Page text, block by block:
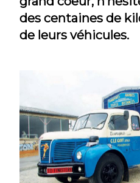
des centaines de
de leurs véhicules.